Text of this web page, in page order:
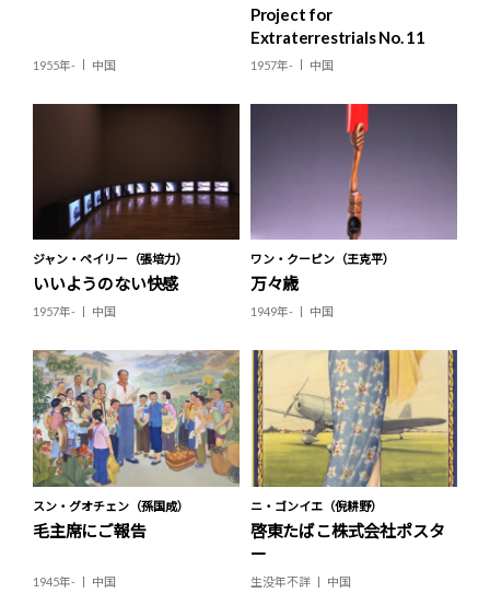
1955年- 中国
Project for
Extraterrestrials No. 11
1957年- 中国
ジャン・ペイリー（張培力）
いいようのない快感
1957年- 中国
ワン・クーピン（王克平）
万々歳
1949年- 中国
スン・グオチェン（孫国成）
毛主席にご報告
1945年- 中国
ニ・ゴンイエ（倪耕野）
啓東たばこ株式会社ポスタ
ー
生没年不詳 中国